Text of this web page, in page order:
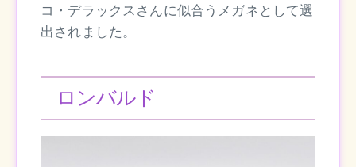
コ・デラックスさんに似合うメガネとして選
出されました。
ロンバルド